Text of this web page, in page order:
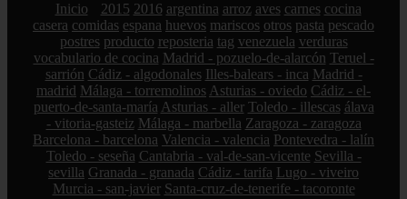
Inicio 2015 2016 argentina arroz aves carnes cocina
casera comidas espana huevos mariscos otros pasta pescado
postres producto reposteria tag venezuela verduras
vocabulario de cocina Madrid - pozuelo-de-alarcón Teruel -
sarrión Cádiz - algodonales Illes-balears - inca Madrid -
madrid Málaga - torremolinos Asturias - oviedo Cádiz - el-
puerto-de-santa-maría Asturias - aller Toledo - illescas álava
- vitoria-gasteiz Málaga - marbella Zaragoza - zaragoza
Barcelona - barcelona Valencia - valencia Pontevedra - lalín
Toledo - seseña Cantabria - val-de-san-vicente Sevilla -
sevilla Granada - granada Cádiz - tarifa Lugo - viveiro
Murcia - san-javier Santa-cruz-de-tenerife - tacoronte